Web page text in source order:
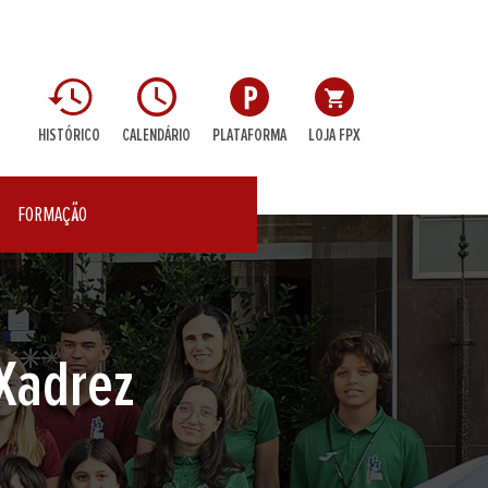
HISTÓRICO CALENDÁRIO PLATAFORMA LOJA FPX
FORMAÇÃO